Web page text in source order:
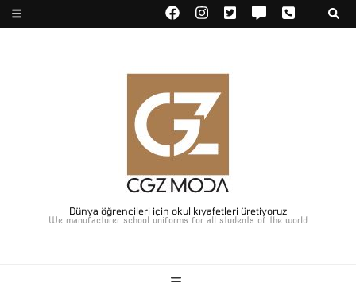
Dünya öğrencileri için okul kıyafetleri üretiyoruz
We manufacturer school uniforms for all students of the world